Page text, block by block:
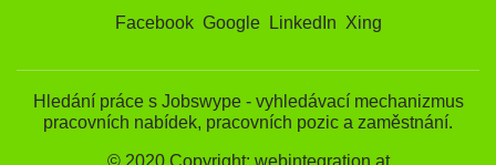
Facebook Google LinkedIn Xing
Hledání práce s Jobswype - vyhledávací mechanizmus
pracovních nabídek, pracovních pozic a zaměstnání.
© 2020 Copyright: webintegration.at